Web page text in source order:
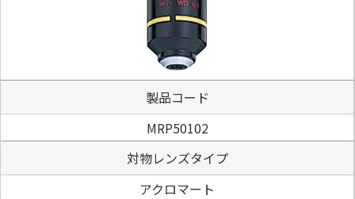
製品コード
MRP50102
対物レンズタイプ
アクロマート